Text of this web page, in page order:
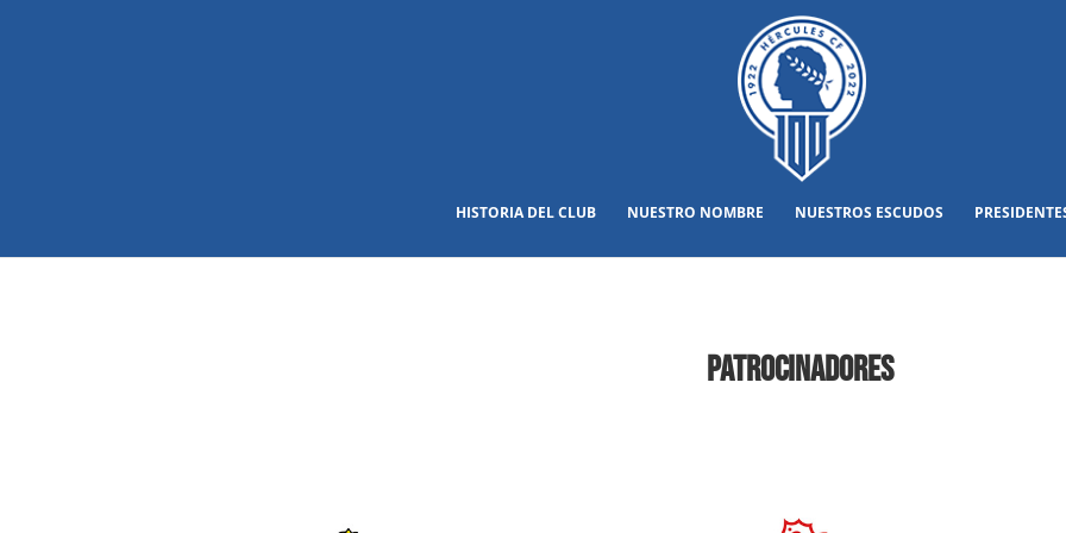
HISTORIA DEL CLUB NUESTRO NOMBRE NUESTROS ESCUDOS
PATROCINADORES